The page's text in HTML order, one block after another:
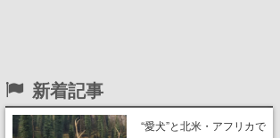
新着記事
“愛犬”と北米・アフリカで